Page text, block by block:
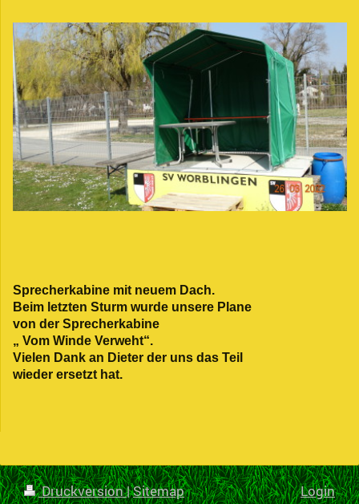
Sprecherkabine mit neuem Dach.
Beim letzten Sturm wurde unsere Plane
von der Sprecherkabine
„ Vom Winde Verweht“.
Vielen Dank an Dieter der uns das Teil
wieder ersetzt hat.
Druckversion|Sitemap
Login